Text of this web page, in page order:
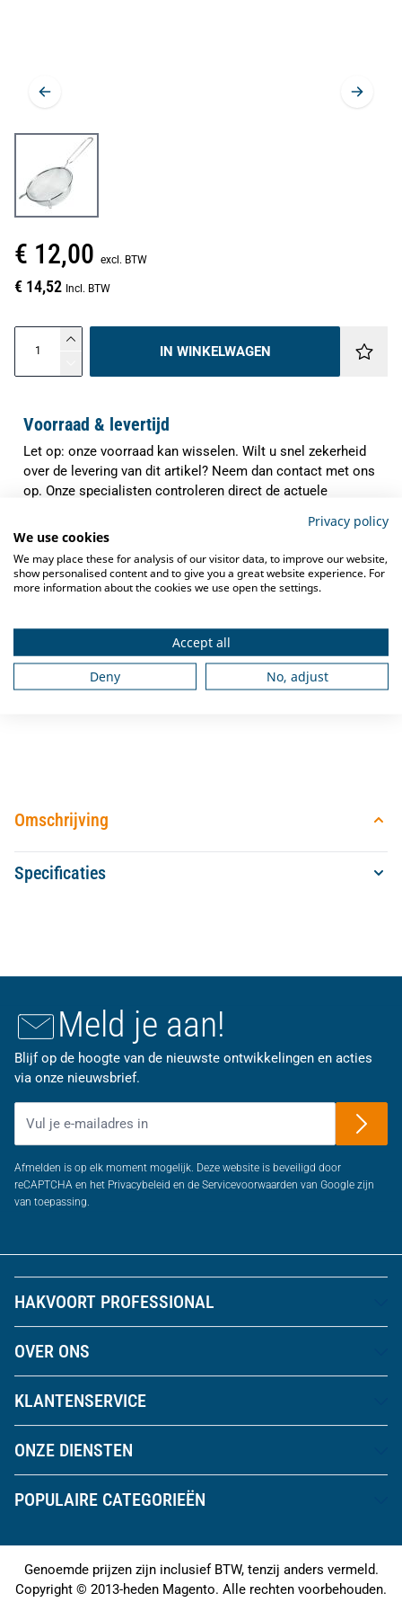
€ 12,00 excl. BTW
€ 14,52 Incl. BTW
IN WINKELWAGEN
Voorraad & levertijd
Let op: onze voorraad kan wisselen. Wilt u snel zekerheid
over de levering van dit artikel? Neem dan contact met ons
op. Onze specialisten controleren direct de actuele
u aan toe bent.
✓ Indien op voorraad binnen1-3 werkdagen
verzonden
✓ Deskundig adviesvan grootkeukenspecialisten
✓ Ook na aankoop bieden we
service en
Omschrijving
Specificaties
Meld je aan!
Blijf op de hoogte van de nieuwste ontwikkelingen en acties
via onze nieuwsbrief.
Afmelden is op elk moment mogelijk. Deze website is beveiligd door
reCAPTCHA en het Privacybeleid en de Servicevoorwaarden van Google zijn
van toepassing.
HAKVOORT PROFESSIONAL
OVER ONS
KLANTENSERVICE
ONZE DIENSTEN
POPULAIRE CATEGORIEËN
Genoemde prijzen zijn inclusief BTW, tenzij anders vermeld.
Copyright © 2013-heden Magento. Alle rechten voorbehouden.
Privacy policy
We use cookies
We may place these for analysis of our visitor data, to improve our website,
show personalised content and to give you a great website experience. For
more information about the cookies we use open the settings.
Accept all
Deny
No, adjust